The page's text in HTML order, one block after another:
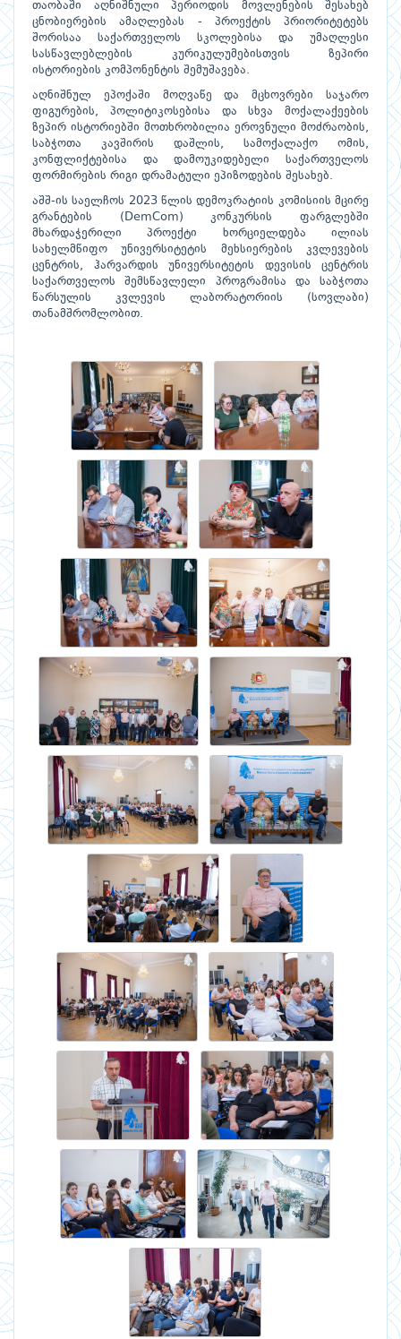
თაობაში აღნიშნული პერიოდის მოვლენების შესახებ
ცნობიერების ამაღლებას - პროექტის პრიორიტეტებს
შორისაა საქართველოს სკოლებისა და უმაღლესი
სასწავლებლების კურიკულუმებისთვის ზეპირი
ისტორიების კომპონენტის შემუშავება.
აღნიშნულ ეპოქაში მოღვაწე და მცხოვრები საჯარო
ფიგურების, პოლიტიკოსებისა და სხვა მოქალაქეების
ზეპირ ისტორიებში მოთხრობილია ეროვნული მოძრაობის,
საბჭოთა კავშირის დაშლის, სამოქალაქო ომის,
კონფლიქტებისა და დამოუკიდებელი საქართველოს
ფორმირების რიგი დრამატული ეპიზოდების შესახებ.
აშშ-ის საელჩოს 2023 წლის დემოკრატიის კომისიის მცირე
გრანტების (DemCom) კონკურსის ფარგლებში
მხარდაჭერილი პროექტი ხორციელდება ილიას
სახელმწიფო უნივერსიტეტის მეხსიერების კვლევების
ცენტრის, ჰარვარდის უნივერსიტეტის დევისის ცენტრის
საქართველოს შემსწავლელი პროგრამისა და საბჭოთა
წარსულის კვლევის ლაბორატორიის (სოვლაბი)
თანამშრომლობით.